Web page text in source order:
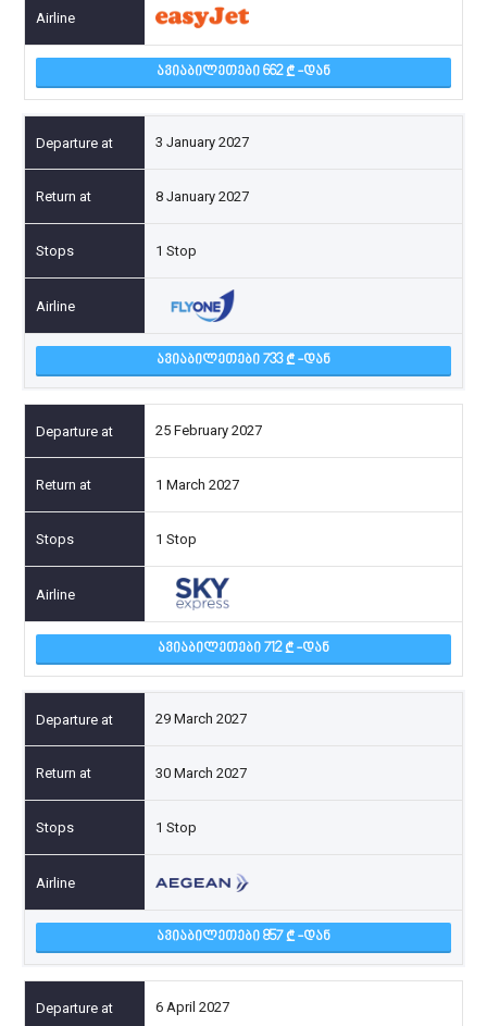
ᲐᲕᲘᲐᲑᲘᲚᲔᲗᲔᲑᲘ 662 -ᲓᲐᲜ
3 January 2027
8 January 2027
1 Stop
ᲐᲕᲘᲐᲑᲘᲚᲔᲗᲔᲑᲘ 733 -ᲓᲐᲜ
25 February 2027
1 March 2027
1 Stop
ᲐᲕᲘᲐᲑᲘᲚᲔᲗᲔᲑᲘ 712 -ᲓᲐᲜ
29 March 2027
30 March 2027
1 Stop
ᲐᲕᲘᲐᲑᲘᲚᲔᲗᲔᲑᲘ 857 -ᲓᲐᲜ
6 April 2027